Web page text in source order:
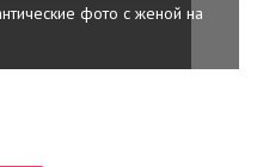
фото с женой на